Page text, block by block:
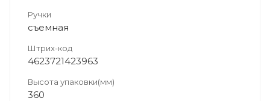
Ручки
съемная
Штрих-код
4623721423963
Высота упаковки(мм)
360